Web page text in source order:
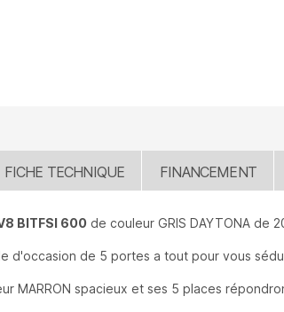
FICHE TECHNIQUE FINANCEMENT
BITFSI 600 de couleur GRIS DAYTONA de
d'occasion de 5 portes a tout pour vous
MARRON spacieux et ses 5 places